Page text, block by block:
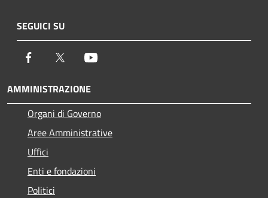
SEGUICI SU
Facebook Twitter
AMMINISTRAZIONE
Organi di Governo
Aree Amministrative
Uffici
Enti e fondazioni
Politici